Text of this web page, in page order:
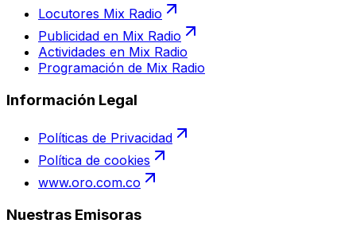
Locutores Mix Radio
Publicidad en Mix Radio
Actividades en Mix Radio
Programación de Mix Radio
Información Legal
Políticas de Privacidad
Política de cookies
www.oro.com.co
Nuestras Emisoras